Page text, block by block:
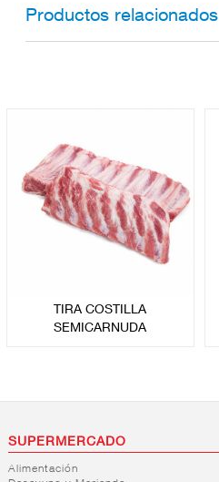
DROGUERÍA
Y LIMPIEZA
Productos relacionados
TIRA COSTILLA
SEMICARNUDA
SUPERMERCADO
Alimentación